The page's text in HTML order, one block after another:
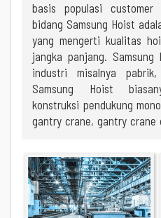
basis populasi
bidang Samsung Hoist
yang mengerti kualitas
jangka panjang.
industri misalnya
Samsung Hoist
konstruksi pendukung
gantry crane, gantry crane